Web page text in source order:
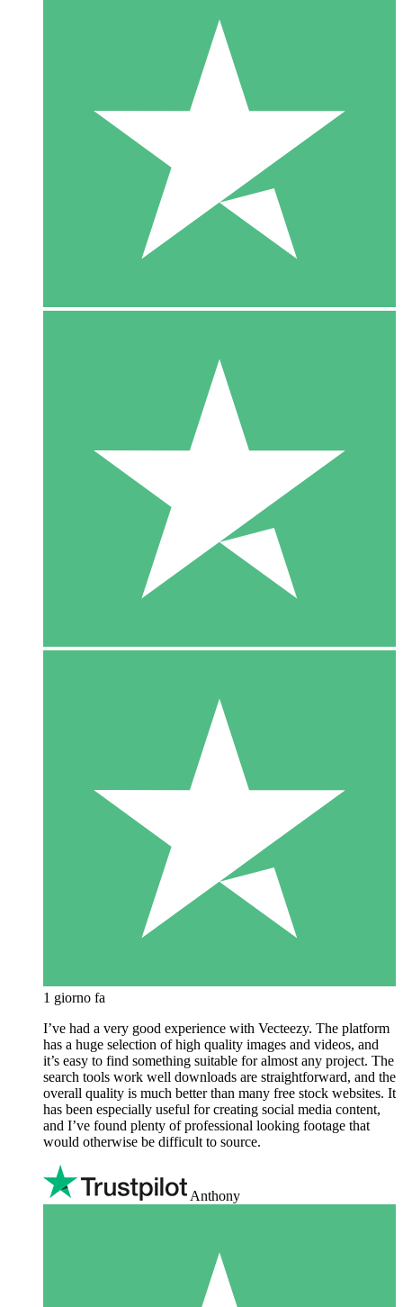
1 giorno fa
I’ve had a very good experience with Vecteezy. The platform
has a huge selection of high quality images and videos, and
it’s easy to find something suitable for almost any project. The
search tools work well downloads are straightforward, and the
overall quality is much better than many free stock websites. It
has been especially useful for creating social media content,
and I’ve found plenty of professional looking footage that
would otherwise be difficult to source.
Anthony